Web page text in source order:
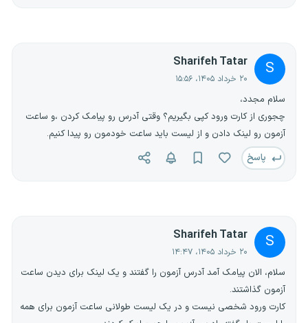
S
Sharifeh Tatar
۲۰ خرداد ۱۴۰۵، ۱۵:۵۶
سلام مجدد،
چجوری از کارت ورود کپی بگیریم؟ وقتی آدرس رو پیامک کردن ،و ساعت
آزمون رو لینک دادن و از لیست باید ساعت خودمون رو پیدا کنیم.
پاسخ
S
Sharifeh Tatar
۲۰ خرداد ۱۴۰۵، ۱۴:۴۷
سلام، الان پیامک آمد آدرس آزمون را گفتند و یک لینک برای دیدن ساعت
آزمون گذاشتند.
کارت ورود شخصی نیست و در یک لیست طولانی ساعت آزمون برای همه